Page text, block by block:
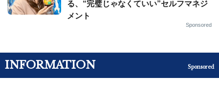
る、“完璧じゃなくていい”セルフマネジ
メント
Sponsored
INFORMATION Sponsored